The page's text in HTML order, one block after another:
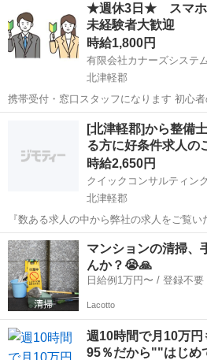
★週休3日★ スマホ
未経験者大歓迎
時給1,800円
有限会社カナーズシステム
北津軽郡
携帯受付・窓口スタッフになります 初心
単な研修がありますので安心です ９割以
き（新規・変更・...
北津軽郡 携帯ショップ
[北津軽郡]から整備
る方に好条件求人
時給2,650円
クイックコンサルティン
北津軽郡
『数ある求人の中から弊社の求人をご覧
す!!』 全国に様々な求人を5万件以上取り
況に応じてマッチしそうな求人をご案内
けしてみたい方やどんな求...
青森 北津軽郡 スタッフ
マンションの清掃、
んか？😭🙏
日給例1万円
Lacotto
週10時間で月10万
95％だから""はじ